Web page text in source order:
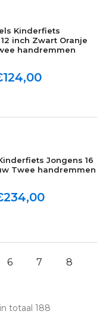
Kinderfiets
inch Zwart Oranje
handremmen
Jongens 16
Twee handremmen
6 7 8
totaal 188